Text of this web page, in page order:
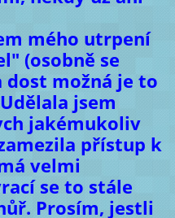
mého utrpení
(osobně se
dost možná je to
jsem
jakémukoliv
přístup k
velmi
se to stále
Prosím, jestli